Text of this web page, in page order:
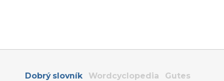
Dobrý slovník Wordcyclopedia
Gutes